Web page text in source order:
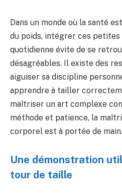
Dans un monde où la santé
du poids, intégrer ces petites
quotidienne évite de se
désagréables. Il existe des
aiguiser sa discipline
apprendre à tailler
maîtriser un art complexe
méthode et patience, la
corporel est à portée de main.
Une démonstration
tour de taille